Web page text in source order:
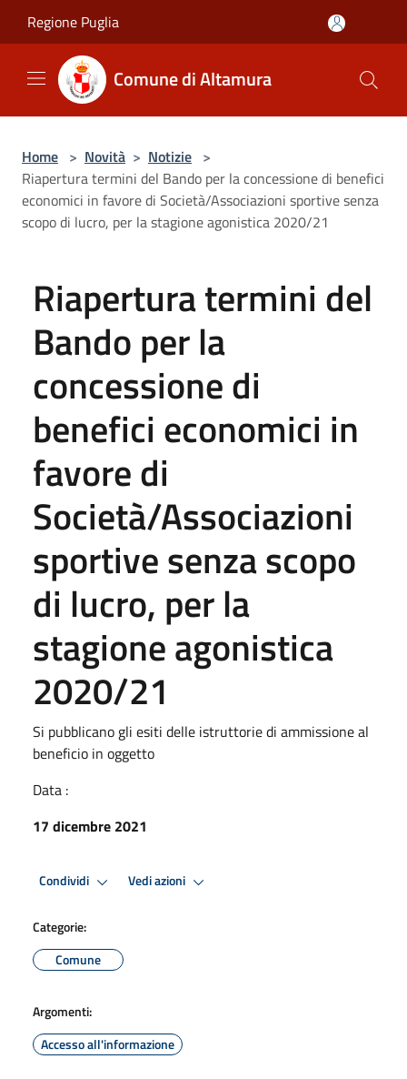
Regione Puglia
Comune di Altamura
Home > Novità > Notizie >
Riapertura termini del Bando per la concessione di benefici
economici in favore di Società/Associazioni sportive senza
scopo di lucro, per la stagione agonistica 2020/21
Riapertura termini del
Bando per la
concessione di
benefici economici in
favore di
Società/Associazioni
sportive senza scopo
di lucro, per la
stagione agonistica
2020/21
Si pubblicano gli esiti delle istruttorie di ammissione al
beneficio in oggetto
Data :
17 dicembre 2021
Condividi Vedi azioni
Categorie:
Comune
Argomenti:
Accesso all'informazione